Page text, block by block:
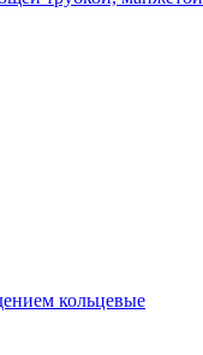
кольцевые